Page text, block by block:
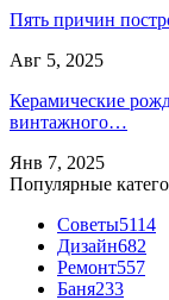
Пять причин
Авг 5, 2025
Керамические
винтажного…
Янв 7, 2025
Популярные
Советы5114
Дизайн682
Ремонт557
Баня233